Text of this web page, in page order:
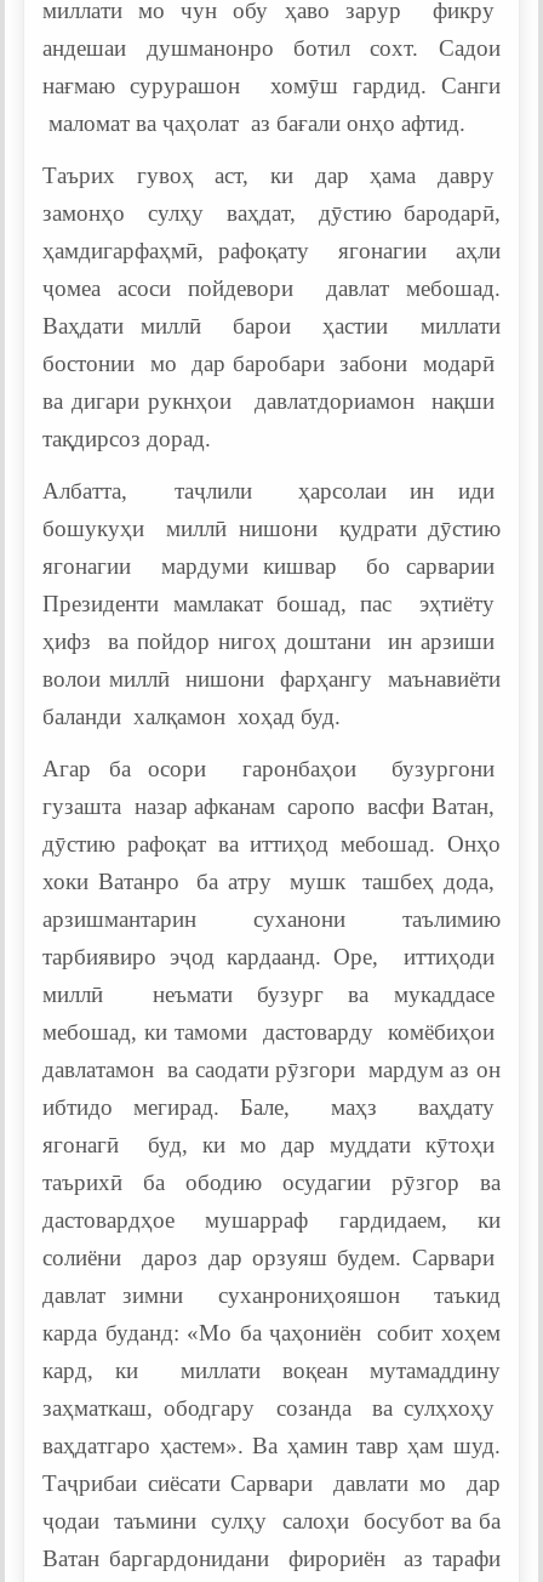
миллати мо чун обу ҳаво зарур фикру
андешаи душманонро ботил сохт. Садои
нағмаю сурурашон хомӯш гардид. Санги
маломат ва ҷаҳолат аз бағали онҳо афтид.
Таърих гувоҳ аст, ки дар ҳама давру
замонҳо сулҳу ваҳдат, дӯстию бародарӣ,
ҳамдигарфаҳмӣ, рафоқату ягонагии аҳли
ҷомеа асоси пойдевори давлат мебошад.
Ваҳдати миллӣ барои ҳастии миллати
бостонии мо дар баробари забони модарӣ
ва дигари рукнҳои давлатдориамон нақши
тақдирсоз дорад.
Албатта, таҷлили ҳарсолаи ин иди
бошукуҳи миллӣ нишони қудрати дӯстию
ягонагии мардуми кишвар бо сарварии
Президенти мамлакат бошад, пас эҳтиёту
ҳифз ва пойдор нигоҳ доштани ин арзиши
волои миллӣ нишони фарҳангу маънавиёти
баланди халқамон хоҳад буд.
Агар ба осори гаронбаҳои бузургони
гузашта назар афканам саропо васфи Ватан,
дӯстию рафоқат ва иттиҳод мебошад. Онҳо
хоки Ватанро ба атру мушк ташбеҳ дода,
арзишмантарин суханони таълимию
тарбиявиро эҷод кардаанд. Оре, иттиҳоди
миллӣ неъмати бузург ва мукаддасе
мебошад, ки тамоми дастоварду комёбиҳои
давлатамон ва саодати рӯзгори мардум аз он
ибтидо мегирад. Бале, маҳз ваҳдату
ягонагӣ буд, ки мо дар муддати кӯтоҳи
таърихӣ ба ободию осудагии рӯзгор ва
дастовардҳое мушарраф гардидаем, ки
солиёни дароз дар орзуяш будем. Сарвари
давлат зимни суханрониҳояшон таъкид
карда буданд: «Мо ба ҷаҳониён собит хоҳем
кард, ки миллати воқеан мутамаддину
заҳматкаш, ободгару созанда ва сулҳхоҳу
ваҳдатгаро ҳастем». Ва ҳамин тавр ҳам шуд.
Таҷрибаи сиёсати Сарвари давлати мо дар
ҷодаи таъмини сулҳу салоҳи босубот ва ба
Ватан баргардонидани фирориён аз тарафи